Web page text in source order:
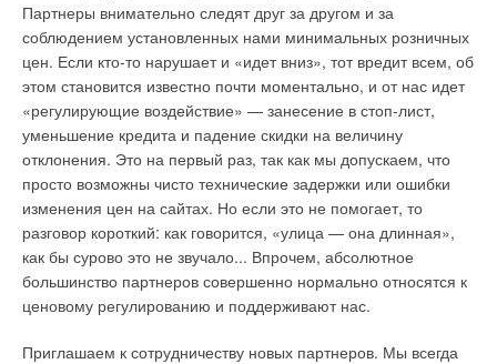
Партнеры внимательно следят друг за другом и за
соблюдением установленных нами минимальных розничных
цен. Если кто-то нарушает и «идет вниз», тот вредит всем, об
этом становится известно почти моментально, и от нас идет
«регулирующие воздействие» — занесение в стоп-лист,
уменьшение кредита и падение скидки на величину
отклонения. Это на первый раз, так как мы допускаем, что
просто возможны чисто технические задержки или ошибки
изменения цен на сайтах. Но если это не помогает, то
разговор короткий: как говорится, «улица — она длинная»,
как бы сурово это не звучало... Впрочем, абсолютное
большинство партнеров совершенно нормально относятся к
ценовому регулированию и поддерживают нас.
Приглашаем к сотрудничеству новых партнеров. Мы всегда
→
Новинка 2020: современный настенный котел Buderus
Logamax Plus GB122i
plus KB372
ЖУРНАЛ СОК ДЕКАБРЬ 2019
Уведомления отключены
Комментарии
В этой теме еще нет комментариев